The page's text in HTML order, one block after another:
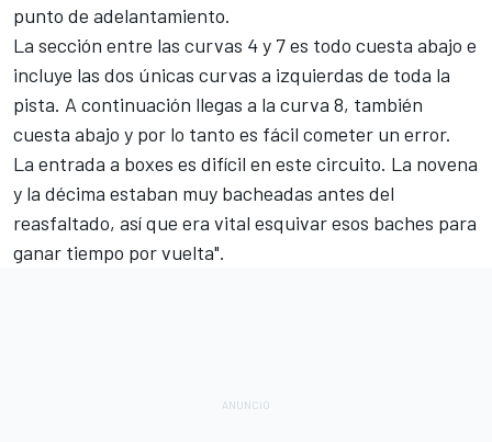
punto de adelantamiento.
La sección entre las curvas 4 y 7 es todo cuesta abajo e
incluye las dos únicas curvas a izquierdas de toda la
pista. A continuación llegas a la curva 8, también
cuesta abajo y por lo tanto es fácil cometer un error.
La entrada a boxes es difícil en este circuito. La novena
y la décima estaban muy bacheadas antes del
reasfaltado, así que era vital esquivar esos baches para
ganar tiempo por vuelta".